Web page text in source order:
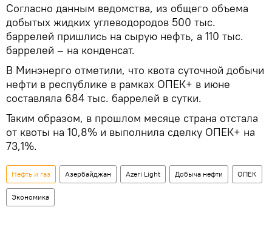
Согласно данным ведомства, из общего объема
добытых жидких углеводородов 500 тыс.
баррелей пришлись на сырую нефть, а 110 тыс.
баррелей – на конденсат.
В Минэнерго отметили, что квота суточной добычи
нефти в республике в рамках ОПЕК+ в июне
составляла 684 тыс. баррелей в сутки.
Таким образом, в прошлом месяце страна отстала
от квоты на 10,8% и выполнила сделку ОПЕК+ на
73,1%.
Нефть и газ Азербайджан Azeri Light Добыча нефти ОПЕК
Экономика